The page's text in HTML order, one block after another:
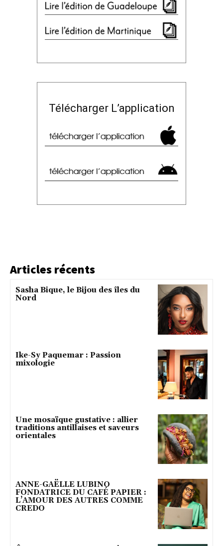
Télécharger L’application
Articles récents
Sasha Bique, le Bijou des îles du
Nord
Ike-Sy Paquemar : Passion
mixologie
Une mosaïque gustative : allier
traditions antillaises et saveurs
orientales
ANNE-GAËLLE LUBINO
FONDATRICE DU CAFÉ PAPIER :
L’AMOUR DES AUTRES COMME
CREDO